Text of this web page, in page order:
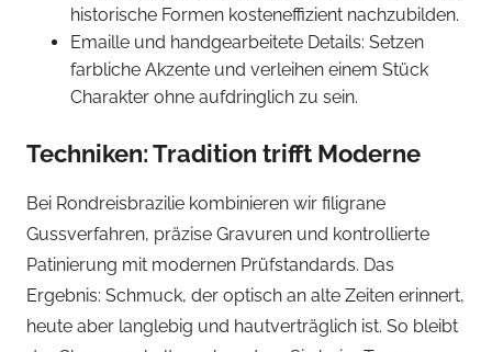
historische Formen kosteneffizient nachzubilden.
Emaille und handgearbeitete Details: Setzen
farbliche Akzente und verleihen einem Stück
Charakter ohne aufdringlich zu sein.
Techniken: Tradition trifft Moderne
Bei Rondreisbrazilie kombinieren wir filigrane
Gussverfahren, präzise Gravuren und kontrollierte
Patinierung mit modernen Prüfstandards. Das
Ergebnis: Schmuck, der optisch an alte Zeiten erinnert,
heute aber langlebig und hautverträglich ist. So bleibt